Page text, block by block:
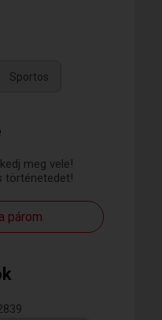
meg vele!
történetedet!
párom
Sportos